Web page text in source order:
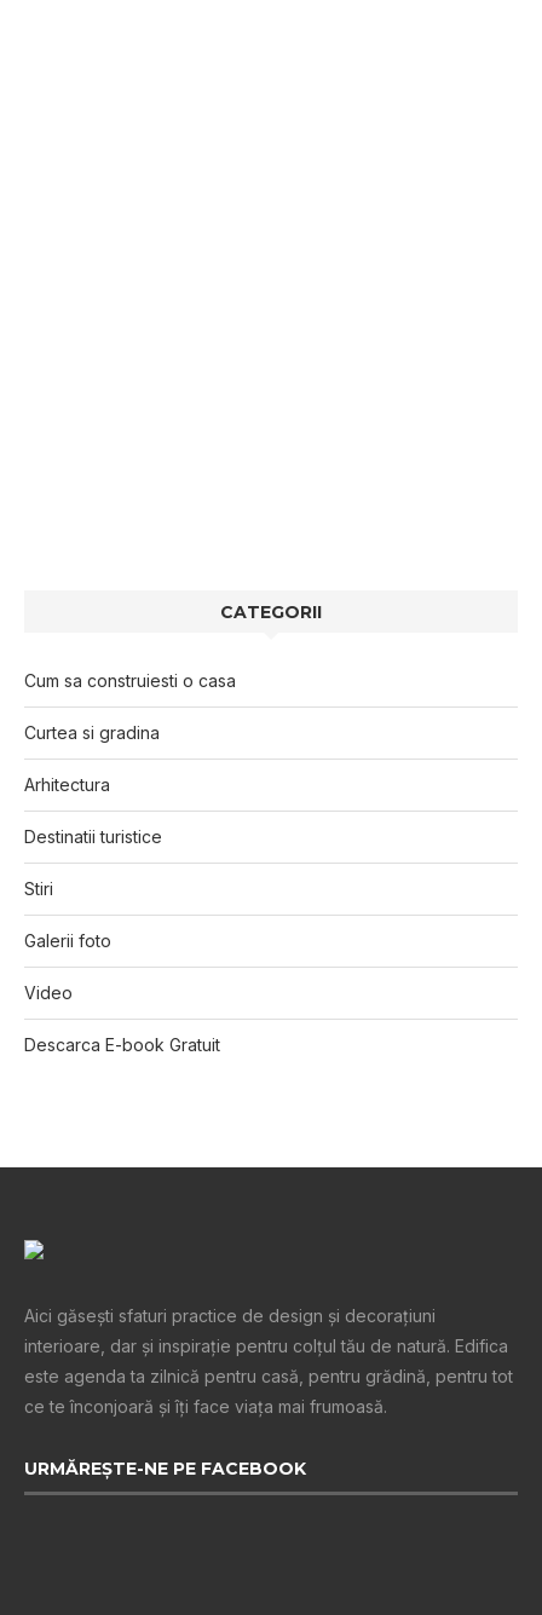
CATEGORII
Cum sa construiesti o casa
Curtea si gradina
Arhitectura
Destinatii turistice
Stiri
Galerii foto
Video
Descarca E-book Gratuit
Aici găsești sfaturi practice de design şi decoraţiuni
interioare, dar și inspiraţie pentru colţul tău de natură. Edifica
este agenda ta zilnică pentru casă, pentru grădină, pentru tot
ce te înconjoară şi îţi face viaţa mai frumoasă.
URMĂREȘTE-NE PE FACEBOOK